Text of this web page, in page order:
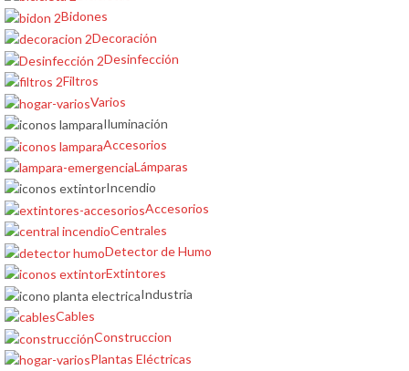
Bidones
Decoración
Desinfección
Filtros
Varios
Iluminación
Accesorios
Lámparas
Incendio
Accesorios
Centrales
Detector de Humo
Extintores
Industria
Cables
Construccion
Plantas Eléctricas